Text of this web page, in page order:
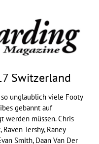
Switzerland
unglaublich viele Footy
gebannt auf
werden müssen. Chris
Tershy, Raney
Smith, Daan Van Der